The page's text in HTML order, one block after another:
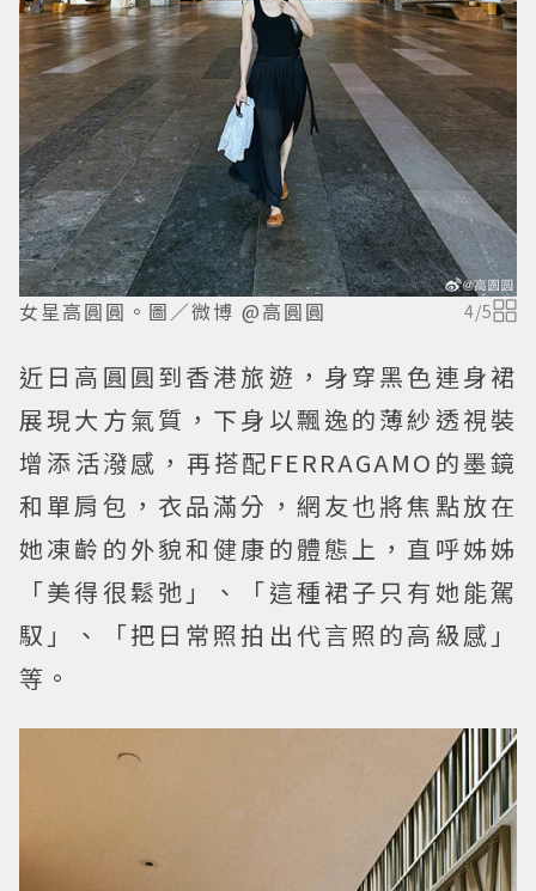
女星高圓圓。圖／微博 @高圓圓 4/5
近日高圓圓到香港旅遊，身穿黑色連身裙
展現大方氣質，下身以飄逸的薄紗透視裝
增添活潑感，再搭配FERRAGAMO的墨鏡
和單肩包，衣品滿分，網友也將焦點放在
她凍齡的外貌和健康的體態上，直呼姊姊
「美得很鬆弛」、「這種裙子只有她能駕
馭」、「把日常照拍出代言照的高級感」
等。